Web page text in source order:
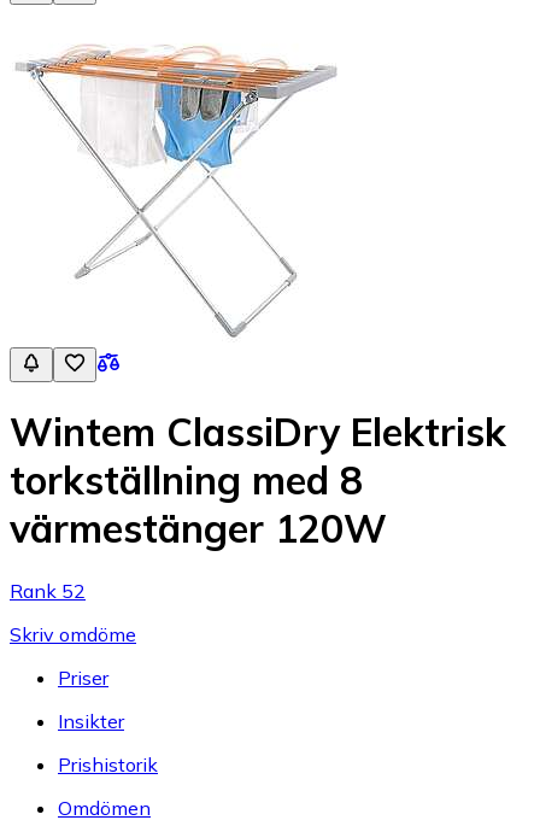
Wintem ClassiDry Elektrisk
torkställning med 8
värmestänger 120W
Rank 52
Skriv omdöme
Priser
Insikter
Prishistorik
Omdömen